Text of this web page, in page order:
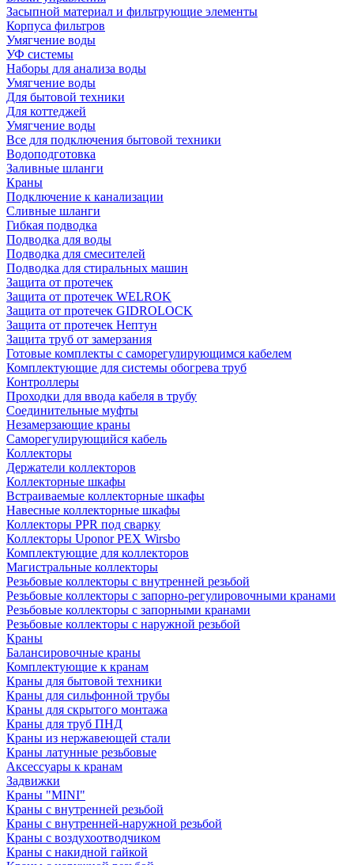
Засыпной материал и фильтрующие элементы
Корпуса фильтров
Умягчение воды
УФ системы
Наборы для анализа воды
Умягчение воды
Для бытовой техники
Для коттеджей
Умягчение воды
Все для подключения бытовой техники
Водоподготовка
Заливные шланги
Краны
Подключение к канализации
Сливные шланги
Гибкая подводка
Подводка для воды
Подводка для смесителей
Подводка для стиральных машин
Защита от протечек
Защита от протечек WELROK
Защита от протечек GIDROLOCK
Защита от протечек Нептун
Защита труб от замерзания
Готовые комплекты с саморегулирующимся кабелем
Комплектующие для системы обогрева труб
Контроллеры
Проходки для ввода кабеля в трубу
Соединительные муфты
Незамерзающие краны
Саморегулирующийся кабель
Коллекторы
Держатели коллекторов
Коллекторные шкафы
Встраиваемые коллекторные шкафы
Навесные коллекторные шкафы
Коллекторы PPR под сварку
Коллекторы Uponor PEX Wirsbo
Комплектующие для коллекторов
Магистральные коллекторы
Резьбовые коллекторы с внутренней резьбой
Резьбовые коллекторы с запорно-регулировочными кранами
Резьбовые коллекторы с запорными кранами
Резьбовые коллекторы с наружной резьбой
Краны
Балансировочные краны
Комплектующие к кранам
Краны для бытовой техники
Краны для сильфонной трубы
Краны для скрытого монтажа
Краны для труб ПНД
Краны из нержавеющей стали
Краны латунные резьбовые
Аксессуары к кранам
Задвижки
Краны "MINI"
Краны с внутренней резьбой
Краны с внутренней-наружной резьбой
Краны с воздухоотводчиком
Краны с накидной гайкой